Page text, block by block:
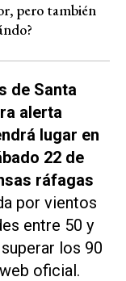
pero también
de Santa
alerta
lugar en
22 de
ráfagas
por vientos
entre 50 y
los 90
oficial.